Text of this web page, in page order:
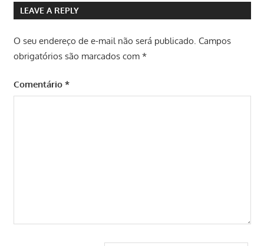
LEAVE A REPLY
O seu endereço de e-mail não será publicado. Campos
obrigatórios são marcados com *
Comentário *